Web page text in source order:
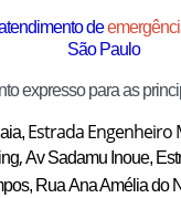
de
São Paulo
expresso para as
Estrada Engenheiro
,Av Sadamu Inoue,
RuaAna Amélia do